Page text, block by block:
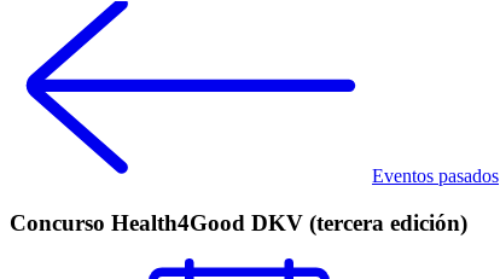
Eventos pasados
Concurso Health4Good DKV (tercera edición)